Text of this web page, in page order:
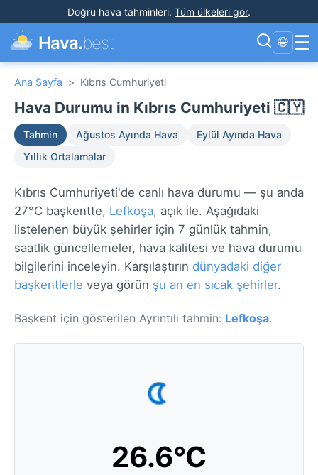
Doğru hava tahminleri. Tüm ülkeleri gör.
Hava.best 🌐 ☰
Ana Sayfa > Kıbrıs Cumhuriyeti
Hava Durumu in Kıbrıs Cumhuriyeti 🇨🇾
Tahmin Ağustos Ayında Hava
Eylül Ayında Hava
Yıllık Ortalamalar
Kıbrıs Cumhuriyeti'de canlı hava durumu — şu anda
27°C başkentte, Lefkoşa, açık ile. Aşağıdaki
listelenen büyük şehirler için 7 günlük tahmin,
saatlik güncellemeler, hava kalitesi ve hava durumu
bilgilerini inceleyin. Karşılaştırın dünyadaki diğer
başkentlerle veya görün şu an en sıcak şehirler.
Başkent için gösterilen Ayrıntılı tahmin: Lefkoşa.
26.6°C